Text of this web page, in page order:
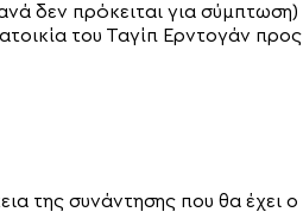
δεν πρόκειται για σύμπτωση)
του Ταγίπ Ερντογάν προς
της συνάντησης που θα έχει ο